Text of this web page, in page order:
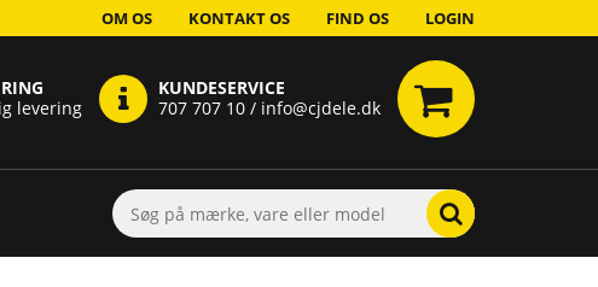
OM OS KONTAKT OS FIND OS LOGIN
levering
KUNDESERVICE
707 707 10 / info@cjdele.dk